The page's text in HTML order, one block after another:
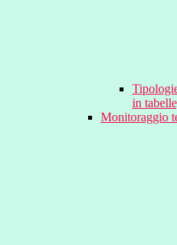
in
Monitoraggio